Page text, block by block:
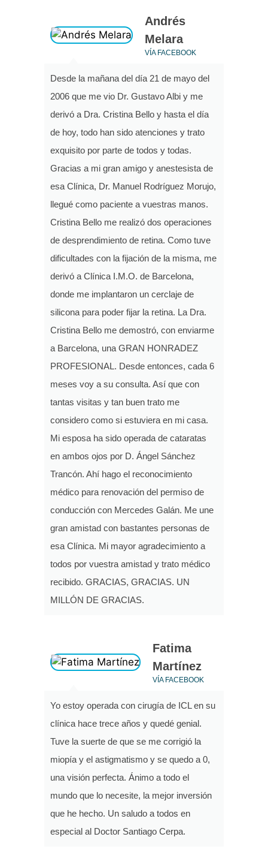
Desde la mañana del día 21 de mayo del
2006 que me vio Dr. Gustavo Albi y me
derivó a Dra. Cristina Bello y hasta el día
de hoy, todo han sido atenciones y trato
exquisito por parte de todos y todas.
Gracias a mi gran amigo y anestesista de
esa Clínica, Dr. Manuel Rodríguez Morujo,
llegué como paciente a vuestras manos.
Cristina Bello me realizó dos operaciones
de desprendimiento de retina. Como tuve
dificultades con la fijación de la misma, me
derivó a Clínica I.M.O. de Barcelona,
donde me implantaron un cerclaje de
silicona para poder fijar la retina. La Dra.
Cristina Bello me demostró, con enviarme
a Barcelona, una GRAN HONRADEZ
PROFESIONAL. Desde entonces, cada 6
meses voy a su consulta. Así que con
tantas visitas y tan buen trato me
considero como si estuviera en mi casa.
Mi esposa ha sido operada de cataratas
en ambos ojos por D. Ángel Sánchez
Trancón. Ahí hago el reconocimiento
médico para renovación del permiso de
conducción con Mercedes Galán. Me une
gran amistad con bastantes personas de
esa Clínica. Mi mayor agradecimiento a
todos por vuestra amistad y trato médico
recibido. GRACIAS, GRACIAS. UN
MILLÓN DE GRACIAS.
Andrés
Melara
VÍA FACEBOOK
Yo estoy operada con cirugía de ICL en su
clínica hace trece años y quedé genial.
Tuve la suerte de que se me corrigió la
miopía y el astigmatismo y se quedo a 0,
una visión perfecta. Ánimo a todo el
mundo que lo necesite, la mejor inversión
que he hecho. Un saludo a todos en
especial al Doctor Santiago Cerpa.
Fatima
Martínez
VÍA FACEBOOK